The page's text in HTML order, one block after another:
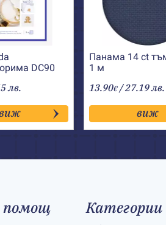
DC90
лв.
Панама 14 ct
1 м
13.90€ / 27.19 лв.
виж
помощ Категории